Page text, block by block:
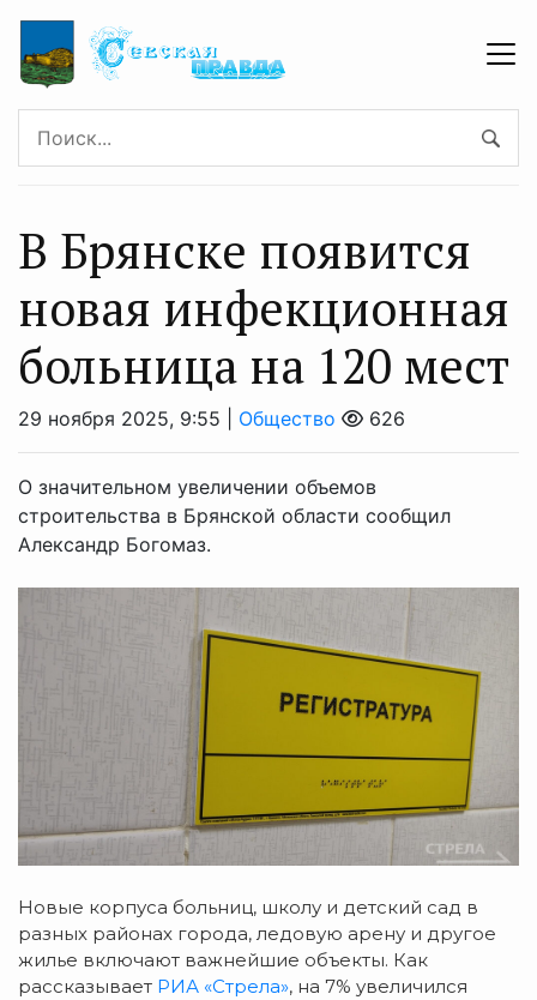
В Брянске появится
новая инфекционная
больница на 120 мест
29 ноября 2025, 9:55 | Общество 626
О значительном увеличении объемов
строительства в Брянской области сообщил
Александр Богомаз.
Новые корпуса больниц, школу и детский сад в
разных районах города, ледовую арену и другое
жилье включают важнейшие объекты. Как
рассказывает РИА «Стрела», на 7% увеличился